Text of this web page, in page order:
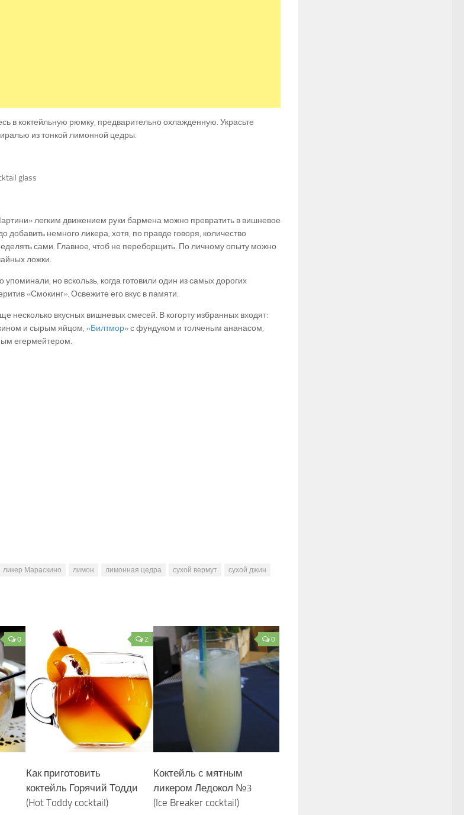
в коктейльную рюмку, предварительно охлажденную. Украсьте
из тонкой лимонной цедры.
glass
легким движением руки бармена можно превратить в вишневое
добавить немного ликера, хотя, по правде говоря, количество
сами. Главное, чтоб не переборщить. По личному опыту можно
ложки.
упоминали, но вскользь, когда готовили один из самых дорогих
«Смокинг». Освежите его вкус в памяти.
несколько вкусных вишневых смесей. В когорту избранных входят:
и сырым яйцом, «Билтмор» с фундуком и толченым ананасом,
егермейтером.
ликер Мараскино лимон лимонная цедра сухой вермут сухой джин
0 2
Как приготовить
коктейль Горячий Тодди
(Hot Toddy cocktail)
0
Коктейль с мятным
ликером Ледокол №3
(Ice Breaker cocktail)